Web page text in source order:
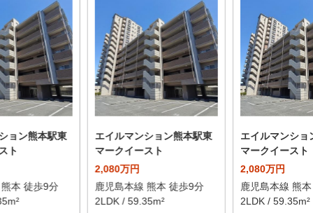
ョン熊本駅東
ト
本 徒歩9分
エイルマンション熊本駅東
マークイースト
2,080万円
鹿児島本線 熊本 徒歩9分
2LDK / 59.35m²
エイルマンショ
マークイースト
2,080万円
鹿児島本線 熊
2LDK / 59.35m²